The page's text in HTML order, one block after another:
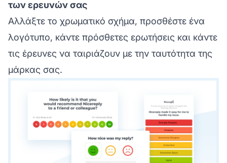
των ερευνών σας
Αλλάξτε το χρωματικό σχήμα, προσθέστε ένα
λογότυπο, κάντε πρόσθετες ερωτήσεις και κάντε
τις έρευνες να ταιριάζουν με την ταυτότητα της
μάρκας σας.